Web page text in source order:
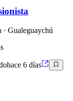
· Gualeguaychú
hace 6 días